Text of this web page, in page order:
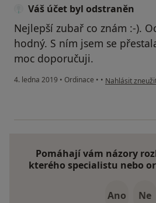
Váš účet byl odstraněn
Nejlepší zubař co znám :-).
hodný. S ním jsem se
moc doporučuji.
4. ledna 2019 • Ordinace • • podle názoru
Nahlásit
Pomáhají vám názory
kterého specialistu nebo
Ano Ne